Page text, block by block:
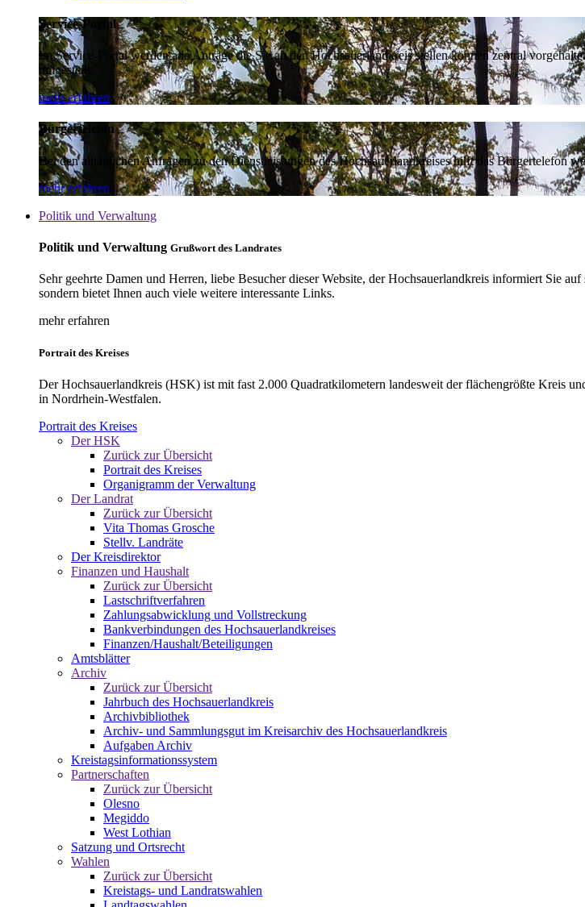
Service-Portal
Im Service-Portal werden alle Anträge die Sie an den Hochsauerlandkreis stellen können zentral
umgestellt.
mehr erfahren
Bürgertelefon
Bei den alltäglichen Anfragen zu den Dienstleistungen des Hochsauerlandkreises hilft das Bürgertelefon
mehr erfahren
Politik und Verwaltung
Politik und Verwaltung Grußwort des Landrates
Sehr geehrte Damen und Herren, liebe Besucher dieser Website, der Hochsauerlandkreis informiert Sie
sondern bietet Ihnen auch viele weitere interessante Links.
mehr erfahren
Portrait des Kreises
Der Hochsauerlandkreis (HSK) ist mit fast 2.000 Quadratkilometern landesweit der flächengrößte Kreis
in Nordrhein-Westfalen.
Portrait des Kreises
Der HSK
Zurück zur Übersicht
Portrait des Kreises
Organigramm der Verwaltung
Der Landrat
Zurück zur Übersicht
Vita Thomas Grosche
Stellv. Landräte
Der Kreisdirektor
Finanzen und Haushalt
Zurück zur Übersicht
Lastschriftverfahren
Zahlungsabwicklung und Vollstreckung
Bankverbindungen des Hochsauerlandkreises
Finanzen/Haushalt/Beteiligungen
Amtsblätter
Archiv
Zurück zur Übersicht
Jahrbuch des Hochsauerlandkreis
Archivbibliothek
Archiv- und Sammlungsgut im Kreisarchiv des Hochsauerlandkreis
Aufgaben Archiv
Kreistagsinformationssystem
Partnerschaften
Zurück zur Übersicht
Olesno
Megiddo
West Lothian
Satzung und Ortsrecht
Wahlen
Zurück zur Übersicht
Kreistags- und Landratswahlen